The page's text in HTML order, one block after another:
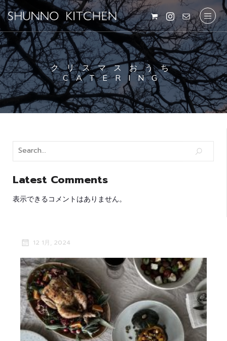
クリスマスおうち
CATERING
Latest Comments
表示できるコメントはありません。
12 1月, 2024